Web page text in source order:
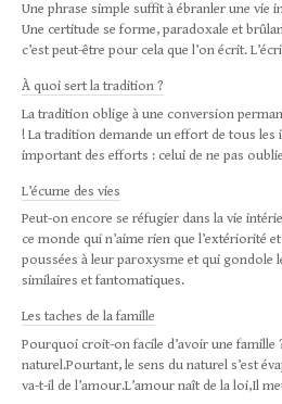
Une phrase simple suffit à ébranler une vie
Une certitude se forme, paradoxale et
c’est peut-être pour cela que l’on écrit.
À quoi sert la tradition ?
La tra­di­tion oblige à une con­ver­sion
! La tra­di­tion demande un effort de tous les
impor­tant des efforts : celui de ne pas
L’écume des vies
Peut-on encore se réfugier dans la vie
ce monde qui n’aime rien que l’extériorité
poussées à leur paroxysme et qui gondole
similaires et fantomatiques.
Les taches de la famille
Pourquoi croit-on facile d’avoir une famille
naturel.Pourtant, le sens du naturel s’est
va-t-il de l’amour.L’amour naît de la loi,Il